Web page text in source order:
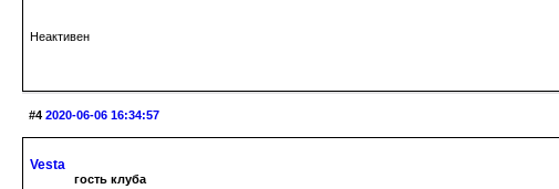
Неактивен
#4 2020-06-06 16:34:57
Vesta
гость клуба